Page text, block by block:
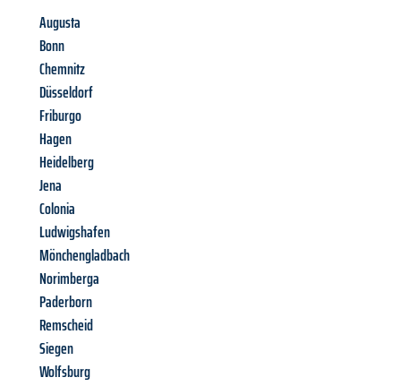
Augusta
Bonn
Chemnitz
Düsseldorf
Friburgo
Hagen
Heidelberg
Jena
Colonia
Ludwigshafen
Mönchengladbach
Norimberga
Paderborn
Remscheid
Siegen
Wolfsburg